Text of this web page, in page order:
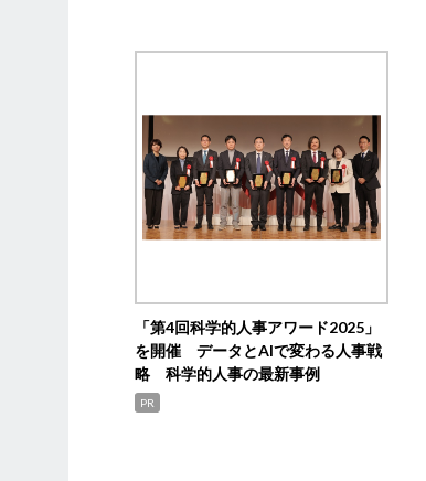
「第4回科学的人事アワード2025」
を開催 データとAIで変わる人事戦
略 科学的人事の最新事例
PR